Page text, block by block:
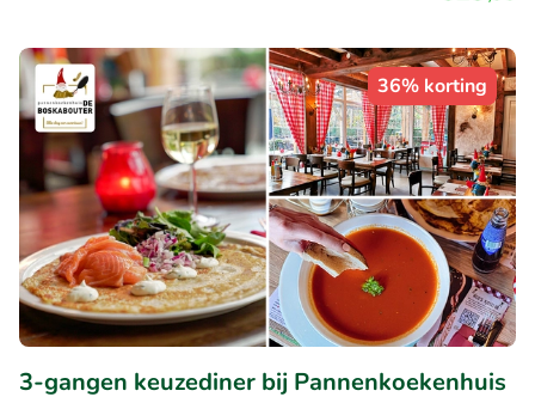
36% korting
3-gangen keuzediner bij Pannenkoekenhuis